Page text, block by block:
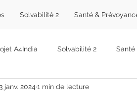
Solvabilité 2 Santé &
A4India Solvabilité 2 Santé
Formations
3 janv. 2024 1 min de lecture